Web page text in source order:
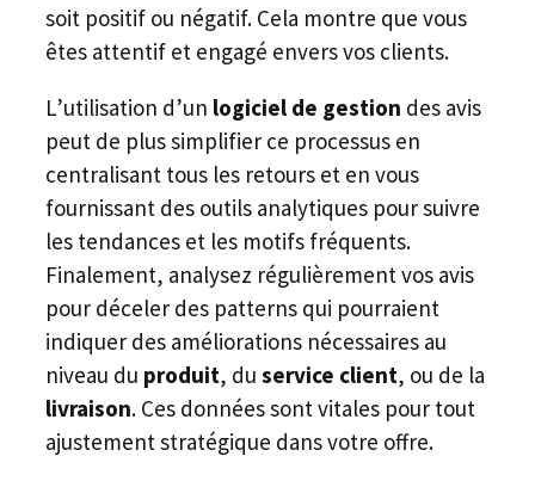
soit positif ou négatif. Cela montre que vous
êtes attentif et engagé envers vos clients.
L’utilisation d’un logiciel de gestion des avis
peut de plus simplifier ce processus en
centralisant tous les retours et en vous
fournissant des outils analytiques pour suivre
les tendances et les motifs fréquents.
Finalement, analysez régulièrement vos avis
pour déceler des patterns qui pourraient
indiquer des améliorations nécessaires au
niveau du produit, du service client, ou de la
livraison. Ces données sont vitales pour tout
ajustement stratégique dans votre offre.